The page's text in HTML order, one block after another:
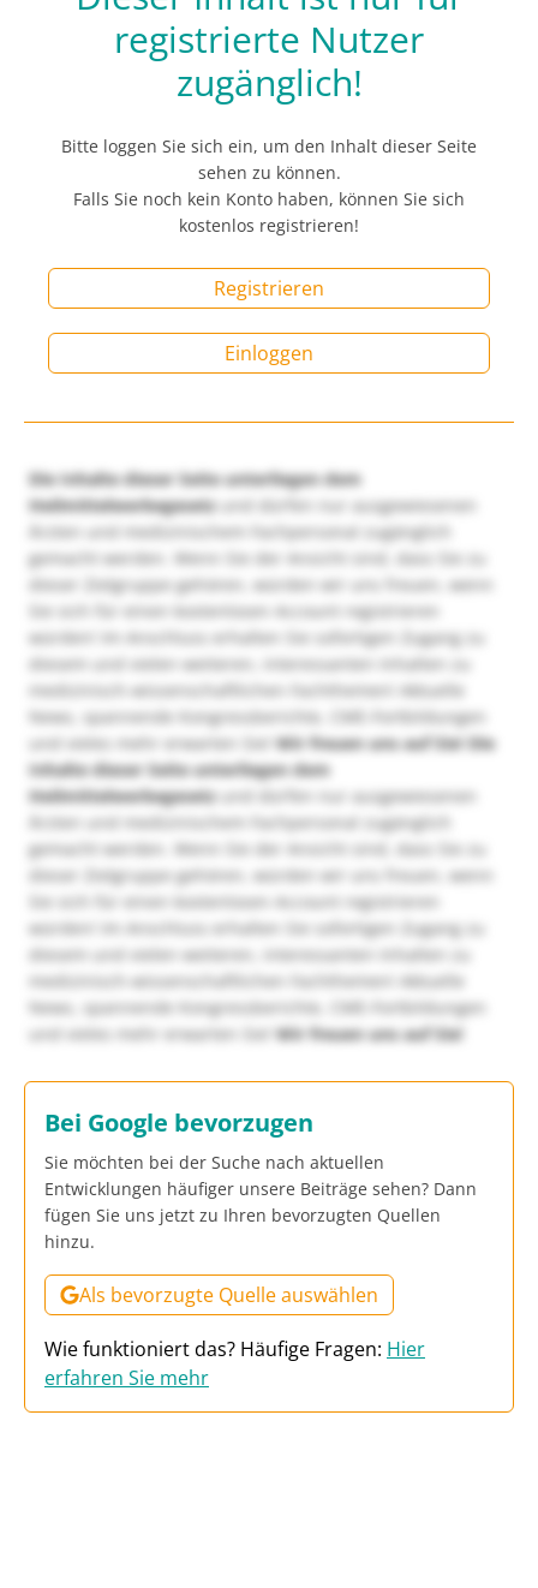
registrierte Nutzer
zugänglich!
Bitte loggen Sie sich ein, um den Inhalt dieser Seite
sehen zu können.
Falls Sie noch kein Konto haben, können Sie sich
kostenlos registrieren!
Registrieren
Einloggen
Die Inhalte dieser Seite unterliegen dem
Heilmittelwerbegesetzund dürfen nur ausgewiesenen
Ärzten und medizinischem Fachpersonal zugänglich
gemacht werden. Wenn Sie der Ansicht sind, dass Sie zu
dieser Zielgruppe gehören, würden wir uns freuen, wenn
Sie sich für einen kostenlosen Account registrieren
würden! Im Anschluss erhalten Sie sofortigen Zugang zu
diesem und vielen weiteren, interessanten Inhalten zu
medizinisch-wissenschaftlichen Fachthemen! Aktuelle
News, spannende Kongressberichte, CME-Fortbildungen
und vieles mehr erwarten Sie!Wir freuen uns auf Sie! Die
Inhalte dieser Seite unterliegen dem
Heilmittelwerbegesetzund dürfen nur ausgewiesenen
Ärzten und medizinischem Fachpersonal zugänglich
gemacht werden. Wenn Sie der Ansicht sind, dass Sie zu
dieser Zielgruppe gehören, würden wir uns freuen, wenn
Sie sich für einen kostenlosen Account registrieren
würden! Im Anschluss erhalten Sie sofortigen Zugang zu
diesem und vielen weiteren, interessanten Inhalten zu
medizinisch-wissenschaftlichen Fachthemen! Aktuelle
News, spannende Kongressberichte, CME-Fortbildungen
und vieles mehr erwarten Sie!Wir freuen uns auf Sie!
Bei Google bevorzugen
Sie möchten bei der Suche nach aktuellen
Entwicklungen häufiger unsere Beiträge sehen? Dann
fügen Sie uns jetzt zu Ihren bevorzugten Quellen
hinzu.
Als bevorzugte Quelle auswählen
Wie funktioniert das? Häufige Fragen: Hier
erfahren Sie mehr